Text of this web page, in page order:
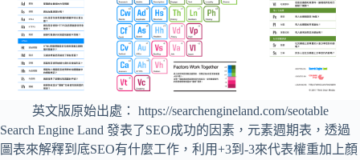
英文版原始出處： https://searchengineland.com/seotable
Search Engine Land 發表了SEO成功的因素，元素週期表，透過
圖表來解釋到底SEO有什麼工作，利用+3到-3來代表權重加上顏